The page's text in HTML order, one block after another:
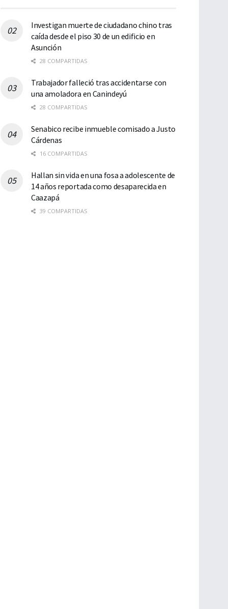
Investigan muerte de ciudadano chino tras
caída desde el piso 30 de un edificio en
Asunción
28 COMPARTIDAS
Trabajador falleció tras accidentarse con
una amoladora en Canindeyú
28 COMPARTIDAS
Senabico recibe inmueble comisado a Justo
Cárdenas
16 COMPARTIDAS
Hallan sin vida en una fosa a adolescente de
14 años reportada como desaparecida en
Caazapá
39 COMPARTIDAS